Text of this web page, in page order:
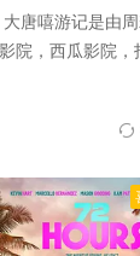
唐嘻游记是由
院，西瓜影院，